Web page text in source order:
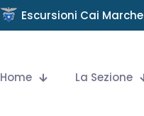
Escursioni Cai Marche
Home La Sezione